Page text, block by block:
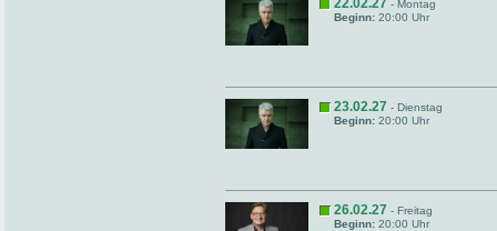
22.02.27 - Montag
Beginn: 20:00 Uhr
23.02.27 - Dienstag
Beginn: 20:00 Uhr
26.02.27 - Freitag
Beginn: 20:00 Uhr